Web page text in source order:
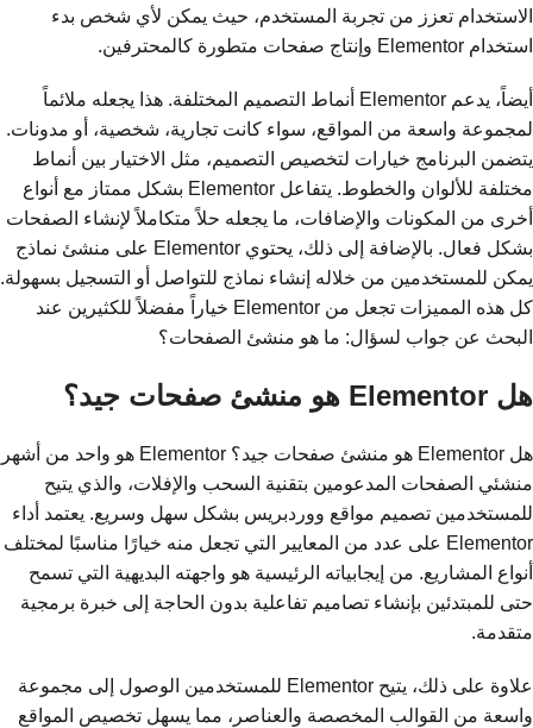
الاستخدام تعزز من تجربة المستخدم، حيث يمكن لأي شخص بدء
استخدام Elementor وإنتاج صفحات متطورة كالمحترفين.
أيضاً، يدعم Elementor أنماط التصميم المختلفة. هذا يجعله ملائماً
لمجموعة واسعة من المواقع، سواء كانت تجارية، شخصية، أو مدونات.
يتضمن البرنامج خيارات لتخصيص التصميم، مثل الاختيار بين أنماط
مختلفة للألوان والخطوط. يتفاعل Elementor بشكل ممتاز مع أنواع
أخرى من المكونات والإضافات، ما يجعله حلاً متكاملاً لإنشاء الصفحات
بشكل فعال. بالإضافة إلى ذلك، يحتوي Elementor على منشئ نماذج
يمكن للمستخدمين من خلاله إنشاء نماذج للتواصل أو التسجيل بسهولة.
كل هذه المميزات تجعل من Elementor خياراً مفضلاً للكثيرين عند
البحث عن جواب لسؤال: ما هو منشئ الصفحات؟
هل Elementor هو منشئ صفحات جيد؟
هل Elementor هو منشئ صفحات جيد؟ Elementor هو واحد من أشهر
منشئي الصفحات المدعومين بتقنية السحب والإفلات، والذي يتيح
للمستخدمين تصميم مواقع ووردبريس بشكل سهل وسريع. يعتمد أداء
Elementor على عدد من المعايير التي تجعل منه خيارًا مناسبًا لمختلف
أنواع المشاريع. من إيجابياته الرئيسية هو واجهته البديهية التي تسمح
حتى للمبتدئين بإنشاء تصاميم تفاعلية بدون الحاجة إلى خبرة برمجية
متقدمة.
علاوة على ذلك، يتيح Elementor للمستخدمين الوصول إلى مجموعة
واسعة من القوالب المخصصة والعناصر، مما يسهل تخصيص المواقع